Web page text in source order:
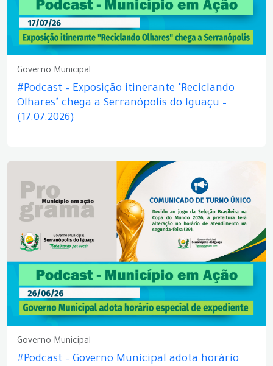
Governo Municipal
#Podcast – Exposição itinerante "Reciclando
Olhares" chega a Serranópolis do Iguaçu –
(17.07.2026)
Governo Municipal
#Podcast – Governo Municipal adota horário